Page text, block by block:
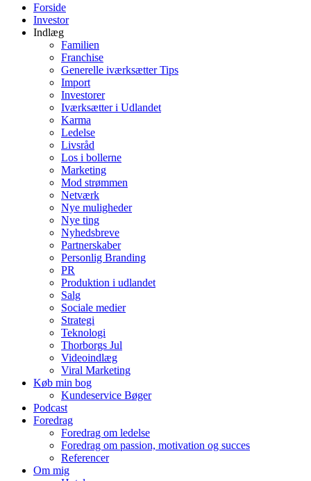
Forside
Investor
Indlæg
Familien
Franchise
Generelle iværksætter Tips
Import
Investorer
Iværksætter i Udlandet
Karma
Ledelse
Livsråd
Los i bollerne
Marketing
Mod strømmen
Netværk
Nye muligheder
Nye ting
Nyhedsbreve
Partnerskaber
Personlig Branding
PR
Produktion i udlandet
Salg
Sociale medier
Strategi
Teknologi
Thorborgs Jul
Videoindlæg
Viral Marketing
Køb min bog
Kundeservice Bøger
Podcast
Foredrag
Foredrag om ledelse
Foredrag om passion, motivation og succes
Referencer
Om mig